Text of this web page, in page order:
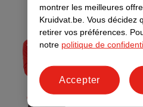
montrer les meilleures
Kruidvat.be. Vous décidez
retirer vos préférences.
notre politique de
Accepter